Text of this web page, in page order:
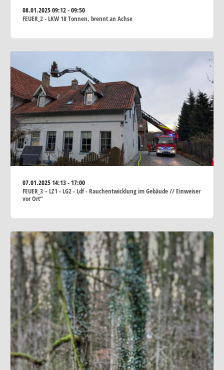
08.01.202509:12 - 09:50
FEUER_2 - LKW 18 Tonnen, brennt an Achse
07.01.202514:13 - 17:00
FEUER_3 – LZ1 - LG2 - Ldf - Rauchentwicklung im Gebäude // Einweiser
vor Ort“